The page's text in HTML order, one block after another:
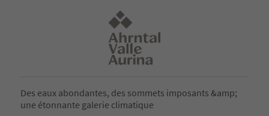
Des eaux abondantes, des sommets imposants &amp;
une étonnante galerie climatique